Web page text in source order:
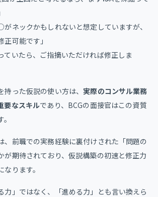
ネックかもしれないと想定していますが、
可能です」
ていたら、ご指摘いただければ修正しま
った仮説の使い方は、 実際のコンサル業務
要なスキルであり、BCGの面接官はこの資質
、前職での実務経験に裏付けされた「問題の
が期待されており、仮説構築の初速と修正力
ります。
力」ではなく、「進める力」とも言い換えら